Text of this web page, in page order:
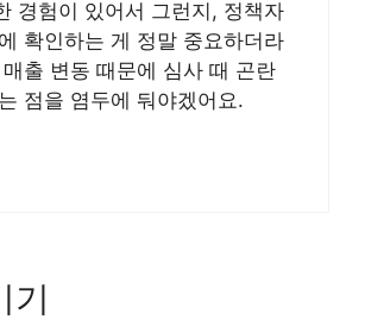
경험이 있어서 그런지, 정책자
확인하는 게 정말 중요하더라
출 변동 때문에 심사 때 곤란
점을 염두에 둬야겠어요.
기